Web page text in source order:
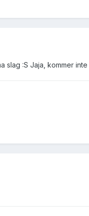
slag :S Jaja, kommer